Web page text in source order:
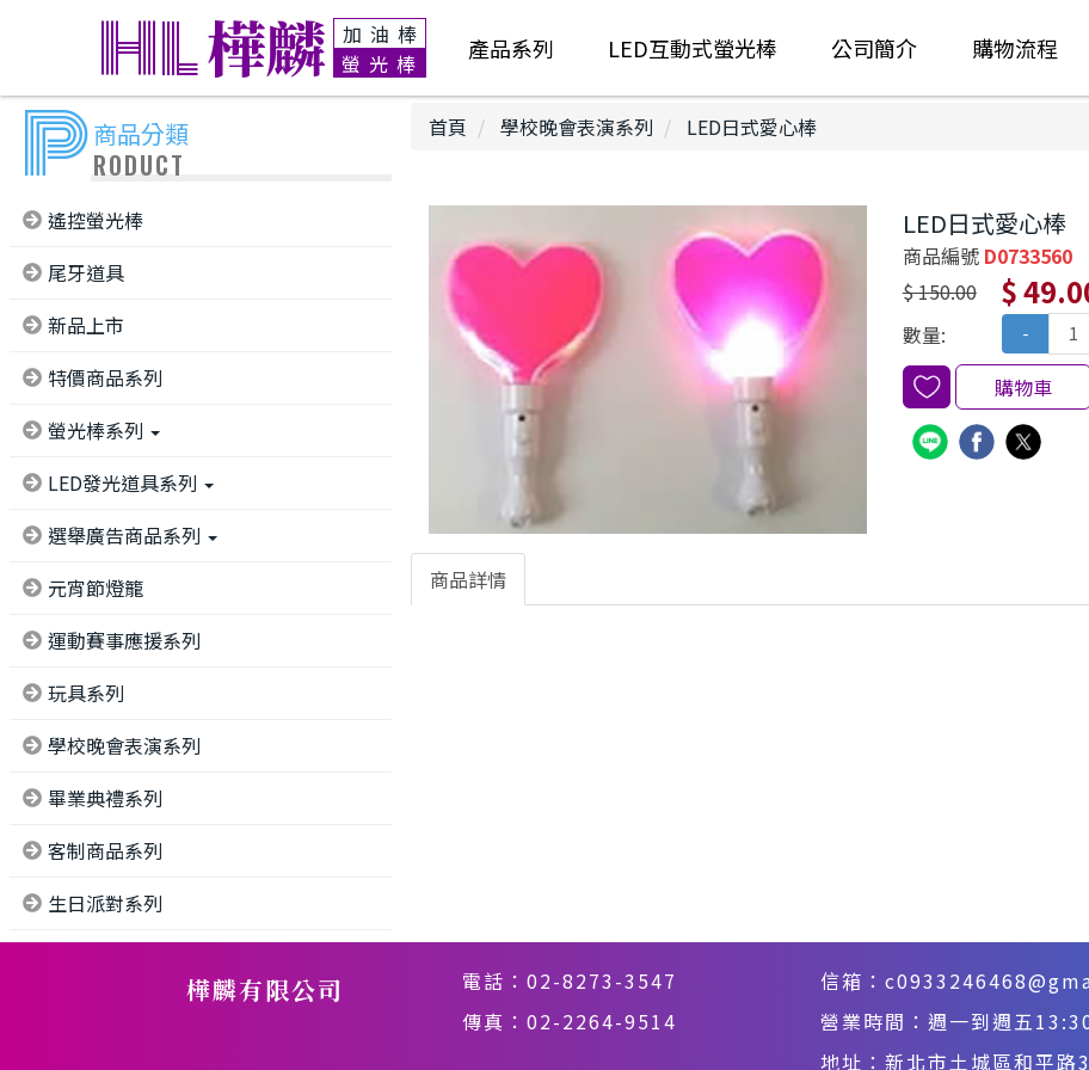
HL樺麟 加油棒
螢光棒
產品系列 LED互動式螢光棒 公司簡介 購物流程
商品分類
PRODUCT
遙控螢光棒
尾牙道具
新品上市
特價商品系列
螢光棒系列
LED發光道具系列
選舉廣告商品系列
元宵節燈籠
運動賽事應援系列
玩具系列
學校晚會表演系列
畢業典禮系列
客制商品系列
生日派對系列
首頁 學校晚會表演系列 LED日式愛心棒
LED日式愛心棒
商品編號 D0733560
$ 150.00
$
數量: -
購物車
商品詳情
樺麟有限公司 電話： 02-8273-3547
傳真：02-2264-9514
信箱：
營業時間：週一到週五
地址： 新北市土城區和平路